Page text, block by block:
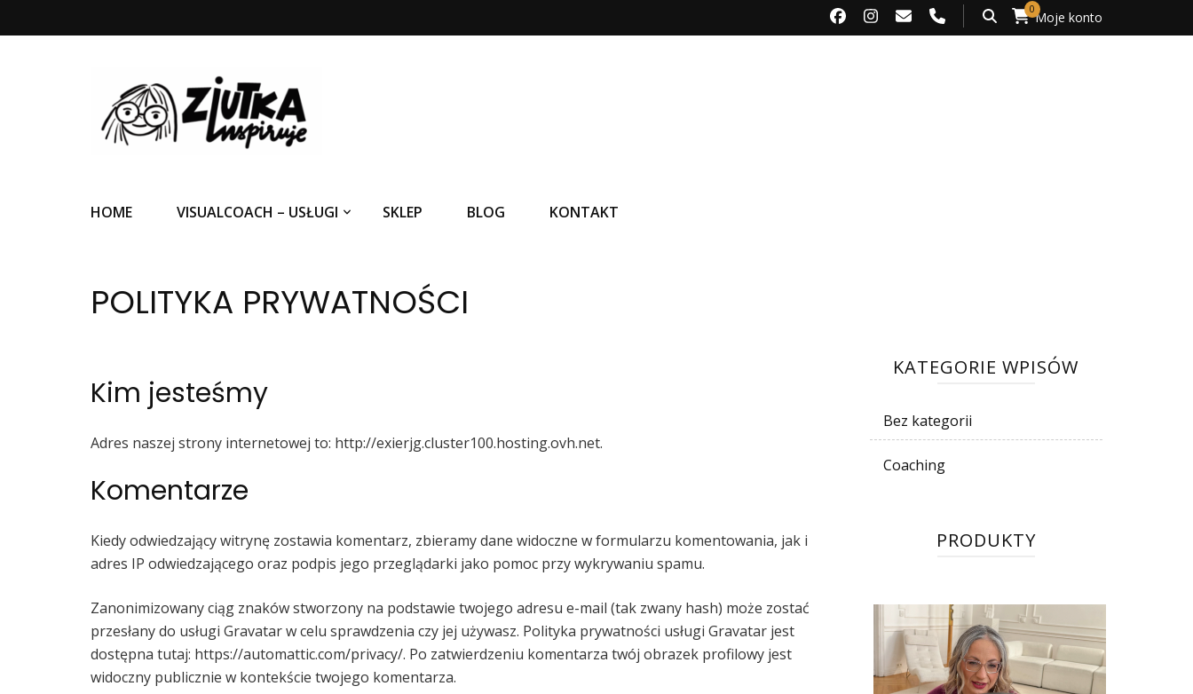
Moje konto
0
HOME VISUALCOACH – USŁUGI SKLEP BLOG KONTAKT
POLITYKA PRYWATNOŚCI
Kim jesteśmy
Adres naszej strony internetowej to: http://exierjg.cluster100.hosting.ovh.net.
Komentarze
Kiedy odwiedzający witrynę zostawia komentarz, zbieramy dane widoczne w formularzu komentowania, jak i
adres IP odwiedzającego oraz podpis jego przeglądarki jako pomoc przy wykrywaniu spamu.
Zanonimizowany ciąg znaków stworzony na podstawie twojego adresu e-mail (tak zwany hash) może zostać
przesłany do usługi Gravatar w celu sprawdzenia czy jej używasz. Polityka prywatności usługi Gravatar jest
dostępna tutaj: https://automattic.com/privacy/. Po zatwierdzeniu komentarza twój obrazek profilowy jest
widoczny publicznie w kontekście twojego komentarza.
KATEGORIE WPISÓW
Bez kategorii
Coaching
PRODUKTY